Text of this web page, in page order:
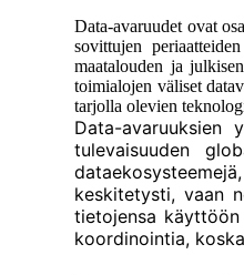
Data-avaruudet ovat
sovittujen
maatalouden ja
toimialojen väliset
tarjolla olevien
Data-avaruuksien
tulevaisuuden
keskitetysti, vaan
tietojensa
koordinointia,